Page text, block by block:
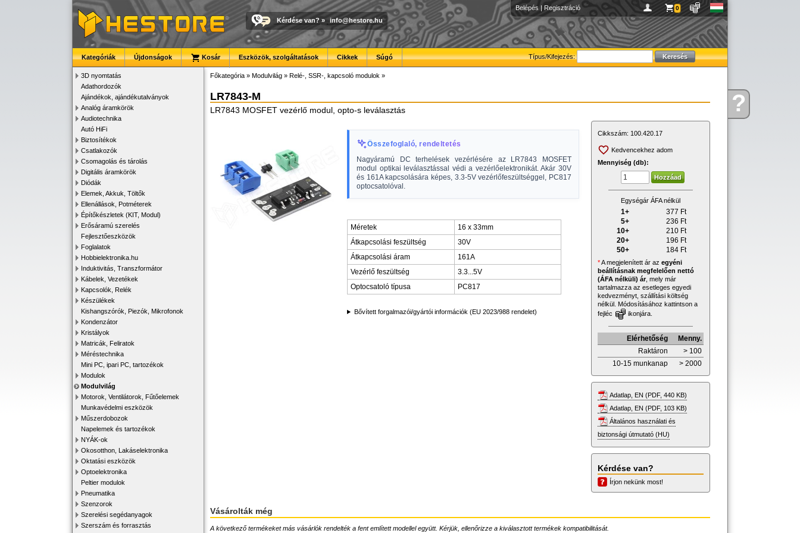
Kérdése?
Belépés | Regisztráció 0
Kérdése van? » info@hestore.hu
Típus/Kifejezés:
Kategóriák Újdonságok Kosár Eszközök, szolgáltatások Cikkek Súgó
3D nyomtatás
Adathordozók
Ajándékok, ajándékutalványok
Analóg áramkörök
Audiotechnika
Autó HiFi
Biztosítékok
Csatlakozók
Csomagolás és tárolás
Digitális áramkörök
Diódák
Elemek, Akkuk, Töltők
Ellenállások, Potméterek
Építőkészletek (KIT, Modul)
Erősáramú szerelés
Fejlesztőeszközök
Foglalatok
Hobbielektronika.hu
Induktivitás, Transzformátor
Kábelek, Vezetékek
Kapcsolók, Relék
Készülékek
Kishangszórók, Piezók, Mikrofonok
Kondenzátor
Kristályok
Matricák, Feliratok
Méréstechnika
Mini PC, ipari PC, tartozékok
Modulok
Modulvilág
Motorok, Ventilátorok, Fűtőelemek
Munkavédelmi eszközök
Műszerdobozok
Napelemek és tartozékok
NYÁK-ok
Okosotthon, Lakáselektronika
Oktatási eszközök
Optoelektronika
Peltier modulok
Pneumatika
Szenzorok
Szerelési segédanyagok
Szerszám és forrasztás
Főkategória » Modulvilág » Relé-, SSR-, kapcsoló modulok »
LR7843-M
LR7843 MOSFET vezérlő modul, opto-s leválasztás
Összefoglaló, rendeltetés
Nagyáramú DC terhelések vezérlésére az LR7843 MOSFET
modul optikai leválasztással védi a vezérlőelektronikát. Akár 30V
és 161A kapcsolására képes, 3.3-5V vezérlőfeszültséggel, PC817
optocsatolóval.
Méretek
16 x 33mm
Átkapcsolási feszültség
30V
Átkapcsolási áram
161A
Vezérlő feszültség
3.3...5V
Optocsatoló típusa
PC817
Bővített forgalmazói/gyártói információk (EU 2023/988 rendelet)
Cikkszám: 100.420.17
Kedvencekhez adom
Mennyiség (db):
Egységár ÁFA nélkül
1+ 377 Ft
5+
236 Ft
10+
210 Ft
20+
196 Ft
50+
184 Ft
*A megjelenített ár az egyéni
beállításnak megfelelően nettó
(ÁFA nélküli) ár, mely már
tartalmazza az esetleges egyedi
kedvezményt, szállítási költség
nélkül. Módosításához kattintson a
fejléc
ikonjára.
Elérhetőség
Menny.
Raktáron
> 100
10-15 munkanap
> 2000
Adatlap, EN (PDF, 440 KB)
Adatlap, EN (PDF, 103 KB)
Általános használati és
biztonsági útmutató (HU)
Kérdése van?
Írjon nekünk most!
Vásárolták még
A következő termékeket más vásárlók rendelték a fent említett modellel együtt. Kérjük, ellenőrizze a kiválasztott termékek kompatibilitását.